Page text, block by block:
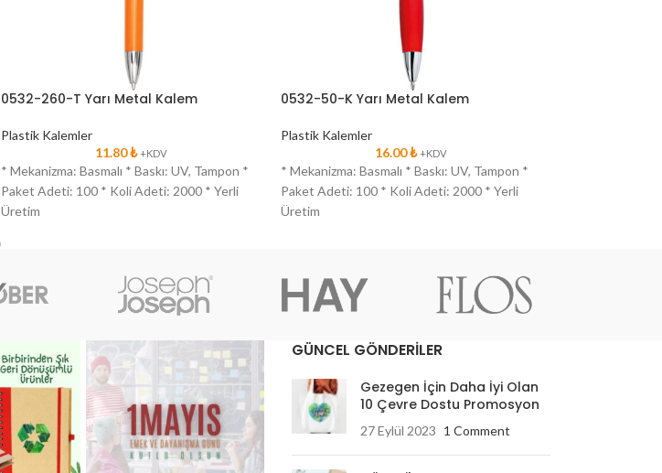
0532-260-T Yarı Metal Kalem
Plastik Kalemler
11.80₺ +KDV
* Mekanizma: Basmalı * Baskı: UV, Tampon *
Paket Adeti: 100 * Koli Adeti: 2000 * Yerli
Üretim
0532-50-K Yarı Metal Kalem
Plastik Kalemler
16.00₺ +KDV
* Mekanizma: Basmalı * Baskı: UV, Tampon *
Paket Adeti: 100 * Koli Adeti: 2000 * Yerli
Üretim
GÜNCEL GÖNDERİLER
Gezegen İçin Daha İyi Olan
10 Çevre Dostu Promosyon
27 Eylül 2023 1 Comment